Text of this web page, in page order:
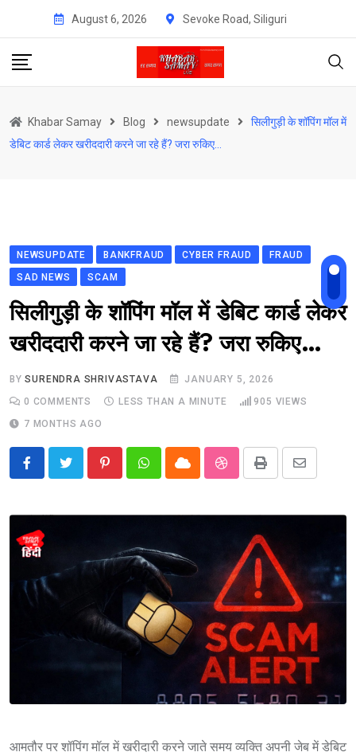
content
August 6, 2026 Sevoke Road, Siliguri
Khabar Samay Blog newsupdate
सिलीगुड़ी के शॉपिंग मॉल में
डेबिट कार्ड लेकर खरीददारी करने जा रहे हैं? जरा रुकिए…
NEWSUPDATE BANKFRAUD CYBER FRAUD
FRAUD
SAD NEWS
SCAM
सिलीगुड़ी के शॉपिंग मॉल में डेबिट कार्ड लेकर
खरीददारी करने जा रहे हैं? जरा रुकिए…
BYSURENDRA SHRIVASTAVA
JANUARY 5, 2026
0 COMMENTS LESS THAN A MINUTE 905 VIEWS
7 MONTHS AGO
PinterestWhatsappCloud StumbleUpon
Print
Share
Email
आमतौर पर शॉपिंग मॉल में खरीदारी करने जाते समय व्यक्ति अपनी जेब में डेबिट